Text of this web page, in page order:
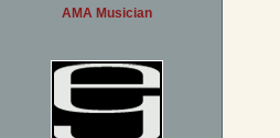
AMA Musician